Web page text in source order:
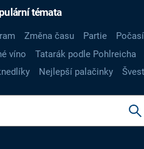
témata
Změna času Partie Počasí
víno Tatarák podle Pohlreicha
Nejlepší palačinky